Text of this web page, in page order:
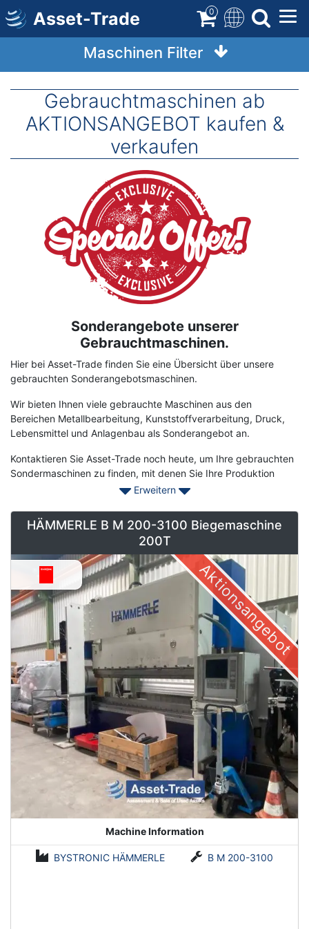
Direkt
zum
Inhalt
Asset-Trade 0
Maschinen Filter
Gebrauchtmaschinen ab
AKTIONSANGEBOT kaufen &
verkaufen
Sonderangebote unserer
Gebrauchtmaschinen.
Hier bei Asset-Trade finden Sie eine Übersicht über unsere
gebrauchten Sonderangebotsmaschinen.
Wir bieten Ihnen viele gebrauchte Maschinen aus den
Bereichen Metallbearbeitung, Kunststoffverarbeitung, Druck,
Lebensmittel und Anlagenbau als Sonderangebot an.
Kontaktieren Sie Asset-Trade noch heute, um Ihre gebrauchten
Sondermaschinen zu finden, mit denen Sie Ihre Produktion
schnell verbessern können, um der Konkurrenz voraus zu sein.
Erweitern
HÄMMERLE B M 200-3100 Biegemaschine
200T
Aktionsangebot
Machine Information
BYSTRONIC HÄMMERLE B M 200-3100